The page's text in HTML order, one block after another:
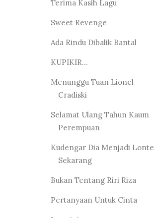
Terima Kasih Lagu
Sweet Revenge
Ada Rindu Dibalik Bantal
KUPIKIR...
Menunggu Tuan Lionel
Cradiski
Selamat Ulang Tahun Kaum
Perempuan
Kudengar Dia Menjadi Lonte
Sekarang
Bukan Tentang Riri Riza
Pertanyaan Untuk Cinta